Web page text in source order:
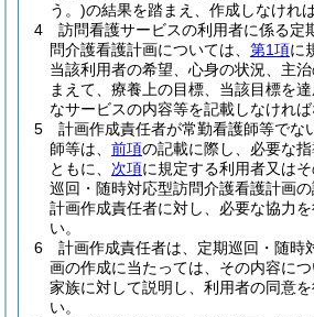
う。)の結果を踏まえ、作成しなけれ
4
訪問看護サービスの利用者に係る定
問介護看護計画については、 第1項に
当該利用者の希望、心身の状況、主
まえて、療養上の目標、当該目標を
なサービスの内容等を記載しなければ
5
計画作成責任者が常勤看護師等でな
師等は、 前項の記載に際し、必要な
ともに、 次項に規定する利用者又は
巡回・随時対応型訪問介護看護計画の
計画作成責任者に対し、必要な協力
い。
6
計画作成責任者は、定期巡回・随時
画の作成に当たっては、その内容に
家族に対して説明し、利用者の同意
い。